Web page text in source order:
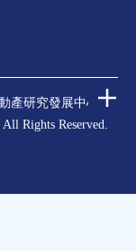
產研究發展中心
Rights Reserved.